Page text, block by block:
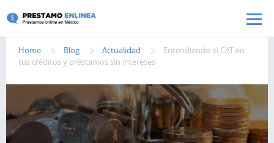
Pasar al contenido principal
Home Blog Actualidad
Entendiendo el CAT en
tus créditos y préstamos sin intereses